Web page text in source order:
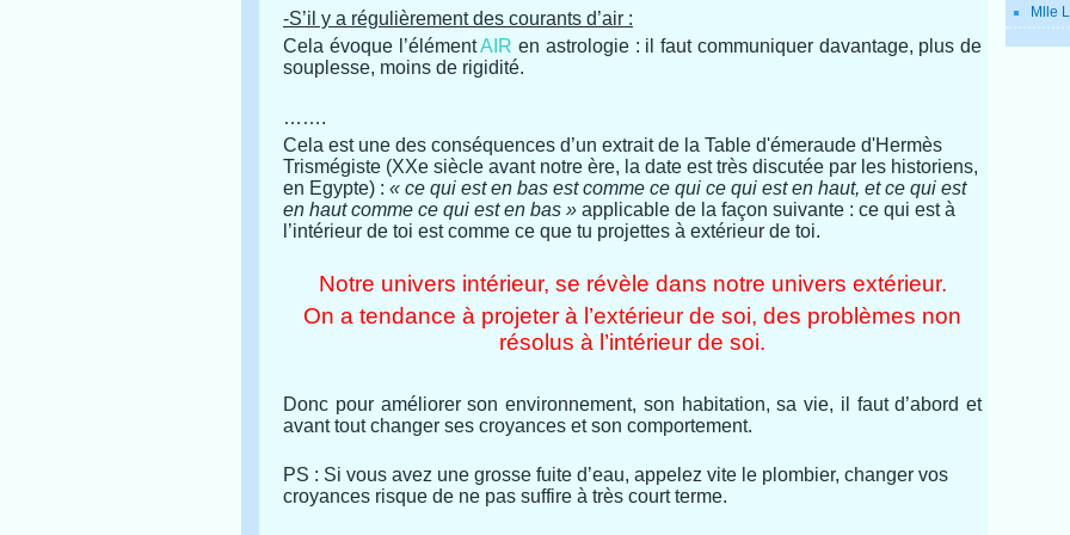
-S’il y a régulièrement des courants d’air :
Cela évoque l’élémentAIR en astrologie : il faut communiquer davantage, plus de
souplesse, moins de rigidité.
…….
Cela est une des conséquences d’un extrait de la Table d'émeraude d'Hermès
Trismégiste (XXe siècle avant notre ère, la date est très discutée par les historiens,
en Egypte) : « ce qui est en bas est comme ce qui ce qui est en haut, et ce qui est
en haut comme ce qui est en bas » applicable de la façon suivante : ce qui est à
l’intérieur de toi est comme ce que tu projettes à extérieur de toi.
Notre univers intérieur, se révèle dans notre univers extérieur.
On a tendance à projeter à l’extérieur de soi, des problèmes non
résolus à l’intérieur de soi.
Donc pour améliorer son environnement, son habitation, sa vie, il faut d’abord et
avant tout changer ses croyances et son comportement.
PS : Si vous avez une grosse fuite d’eau, appelez vite le plombier, changer vos
croyances risque de ne pas suffire à très court terme.
Mlle